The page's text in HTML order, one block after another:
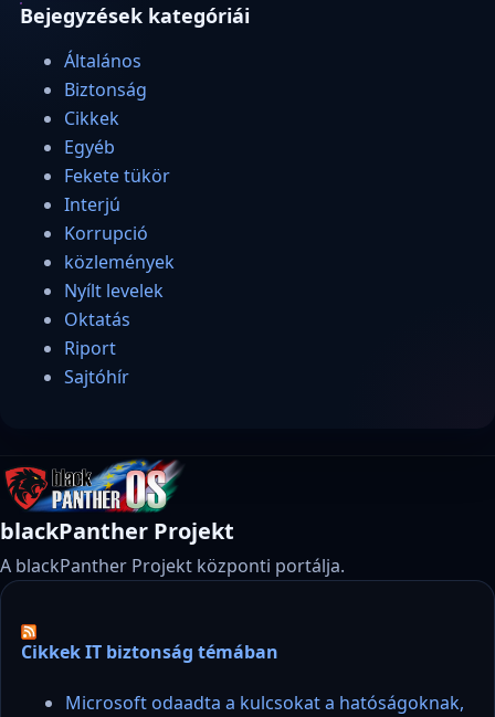
Bejegyzések kategóriái
Általános
Biztonság
Cikkek
Egyéb
Fekete tükör
Interjú
Korrupció
közlemények
Nyílt levelek
Oktatás
Riport
Sajtóhír
blackPanther Projekt
A blackPanther Projekt központi portálja.
Cikkek IT biztonság témában
Microsoft odaadta a kulcsokat a hatóságoknak,